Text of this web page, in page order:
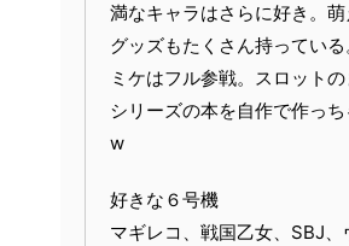
満なキャラはさらに好き。萌
グッズもたくさん持っている
ミケはフル参戦。スロット
シリーズの本を自作で作っち
w
好きな６号機
マギレコ、戦国乙女、SBJ、